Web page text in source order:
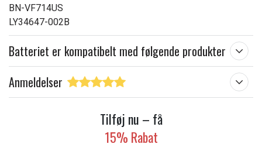
BN-VF714US
LY34647-002B
Batteriet er kompatibelt med følgende produkter
Anmeldelser
Tilføj nu – få
15% Rabat